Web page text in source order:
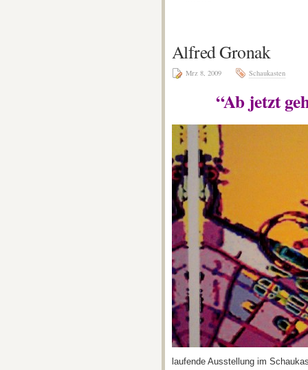
Alfred Gronak
Mrz 8, 2009 Schaukasten
“Ab jetzt
laufende Ausstellung im